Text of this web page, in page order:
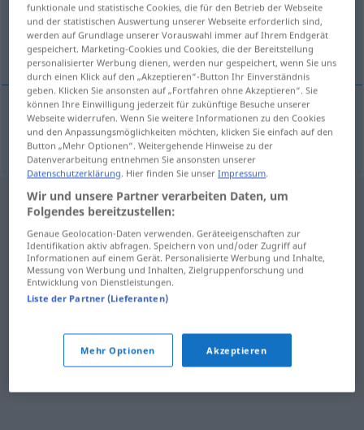
Übersicht aller Übersetzungen
(Für mehr Details die Übersetzung anklicken/antippen)
nicati → siehe „niknuti“
funktionale und statistische Cookies, die für den Betrieb der Webseite
und der statistischen Auswertung unserer Webseite erforderlich sind,
werden auf Grundlage unserer Vorauswahl immer auf Ihrem Endgerät
gespeichert. Marketing-Cookies und Cookies, die der Bereitstellung
personalisierter Werbung dienen, werden nur gespeichert, wenn Sie uns
durch einen Klick auf den „Akzeptieren“-Button Ihr Einverständnis
geben. Klicken Sie ansonsten auf „Fortfahren ohne Akzeptieren“. Sie
können Ihre Einwilligung jederzeit für zukünftige Besuche unserer
Webseite widerrufen. Wenn Sie weitere Informationen zu den Cookies
und den Anpassungsmöglichkeiten möchten, klicken Sie einfach auf den
Button „Mehr Optionen“. Weitergehende Hinweise zu der
Datenverarbeitung entnehmen Sie ansonsten unserer
Datenschutzerklärung. Hier finden Sie unserImpressum.
Wir und unsere Partner verarbeiten Daten, um
Folgendes bereitzustellen:
Genaue Geolocation-Daten verwenden. Geräteeigenschaften zur
Identifikation aktiv abfragen. Speichern von und/oder Zugriff auf
Informationen auf einem Gerät. Personalisierte Werbung und Inhalte,
Messung von Werbung und Inhalten, Zielgruppenforschung und
Entwicklung von Dienstleistungen.
Liste der Partner (Lieferanten)
Mehr Optionen Akzeptieren